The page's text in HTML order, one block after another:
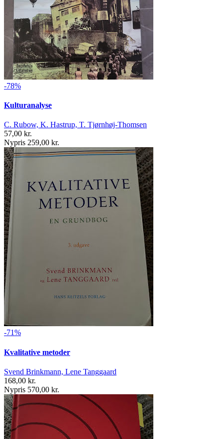
-78%
Kulturanalyse
C. Rubow, K. Hastrup, T. Tjørnhøj-Thomsen
57,00 kr.
Nypris 259,00 kr.
-71%
Kvalitative metoder
Svend Brinkmann, Lene Tanggaard
168,00 kr.
Nypris 570,00 kr.